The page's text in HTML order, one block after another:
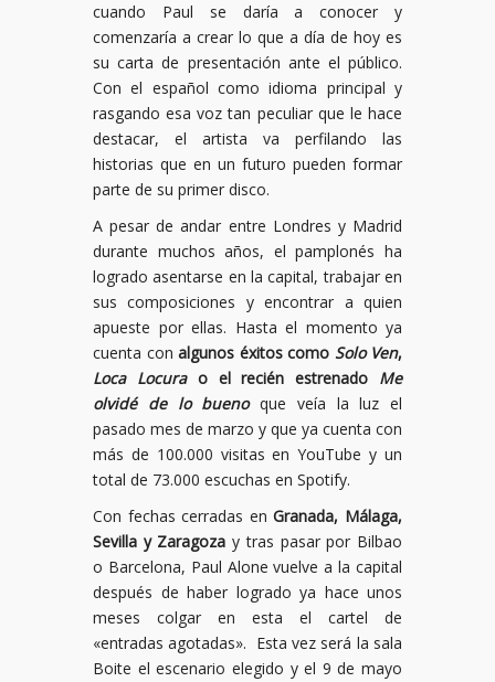
cuando Paul se daría a conocer y
comenzaría a crear lo que a día de hoy es
su carta de presentación ante el público.
Con el español como idioma principal y
rasgando esa voz tan peculiar que le hace
destacar, el artista va perfilando las
historias que en un futuro pueden formar
parte de su primer disco.
A pesar de andar entre Londres y Madrid
durante muchos años, el pamplonés ha
logrado asentarse en la capital, trabajar en
sus composiciones y encontrar a quien
apueste por ellas. Hasta el momento ya
cuenta con algunos éxitos como Solo Ven,
Loca Locurao el recién estrenado Me
olvidé de lo buenoque veía la luz el
pasado mes de marzo y que ya cuenta con
más de 100.000 visitas en YouTube y un
total de 73.000 escuchas en Spotify.
Con fechas cerradas enGranada, Málaga,
Sevilla y Zaragoza y tras pasar por Bilbao
o Barcelona, Paul Alone vuelve a la capital
después de haber logrado ya hace unos
meses colgar en esta el cartel de
«entradas agotadas». Esta vez será la sala
Boite el escenario elegido y el 9 de mayo